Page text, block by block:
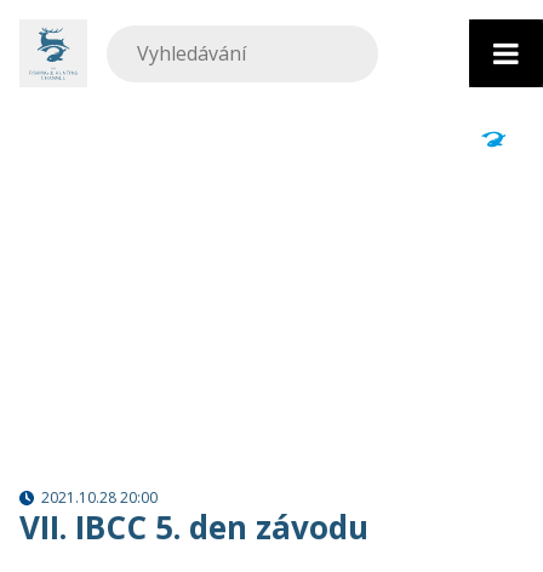
obsahu
2021.10.28 20:00
VII. IBCC 5. den závodu